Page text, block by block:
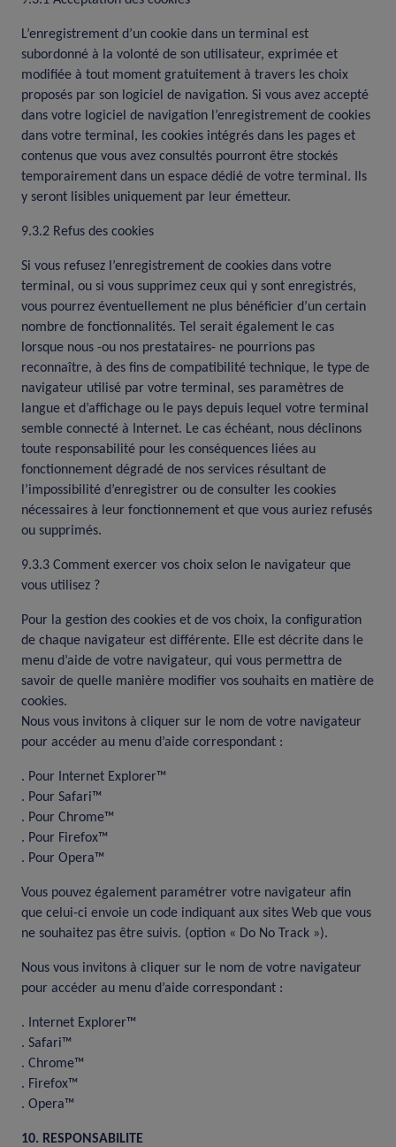
L’enregistrement d’un cookie dans un terminal est
subordonné à la volonté de son utilisateur, exprimée et
modifiée à tout moment gratuitement à travers les choix
proposés par son logiciel de navigation. Si vous avez accepté
dans votre logiciel de navigation l’enregistrement de cookies
dans votre terminal, les cookies intégrés dans les pages et
contenus que vous avez consultés pourront être stockés
temporairement dans un espace dédié de votre terminal. Ils
y seront lisibles uniquement par leur émetteur.
9.3.2 Refus des cookies
Si vous refusez l’enregistrement de cookies dans votre
terminal, ou si vous supprimez ceux qui y sont enregistrés,
vous pourrez éventuellement ne plus bénéficier d’un certain
nombre de fonctionnalités. Tel serait également le cas
lorsque nous -ou nos prestataires- ne pourrions pas
reconnaître, à des fins de compatibilité technique, le type de
navigateur utilisé par votre terminal, ses paramètres de
langue et d’affichage ou le pays depuis lequel votre terminal
semble connecté à Internet. Le cas échéant, nous déclinons
toute responsabilité pour les conséquences liées au
fonctionnement dégradé de nos services résultant de
l’impossibilité d’enregistrer ou de consulter les cookies
nécessaires à leur fonctionnement et que vous auriez refusés
ou supprimés.
9.3.3 Comment exercer vos choix selon le navigateur que
vous utilisez ?
Pour la gestion des cookies et de vos choix, la configuration
de chaque navigateur est différente. Elle est décrite dans le
menu d’aide de votre navigateur, qui vous permettra de
savoir de quelle manière modifier vos souhaits en matière de
cookies.
Nous vous invitons à cliquer sur le nom de votre navigateur
pour accéder au menu d’aide correspondant :
. Pour
Internet Explorer™
. Pour Safari™
. Pour Chrome™
. Pour Firefox™
. Pour Opera™
Vous pouvez également paramétrer votre navigateur afin
que celui-ci envoie un code indiquant aux sites Web que vous
ne souhaitez pas être suivis. (option « Do No Track »).
Nous vous invitons à cliquer sur le nom de votre navigateur
pour accéder au menu d’aide correspondant :
.
Internet Explorer™
. Safari™
. Chrome™
. Firefox™
. Opera™
10. RESPONSABILITE